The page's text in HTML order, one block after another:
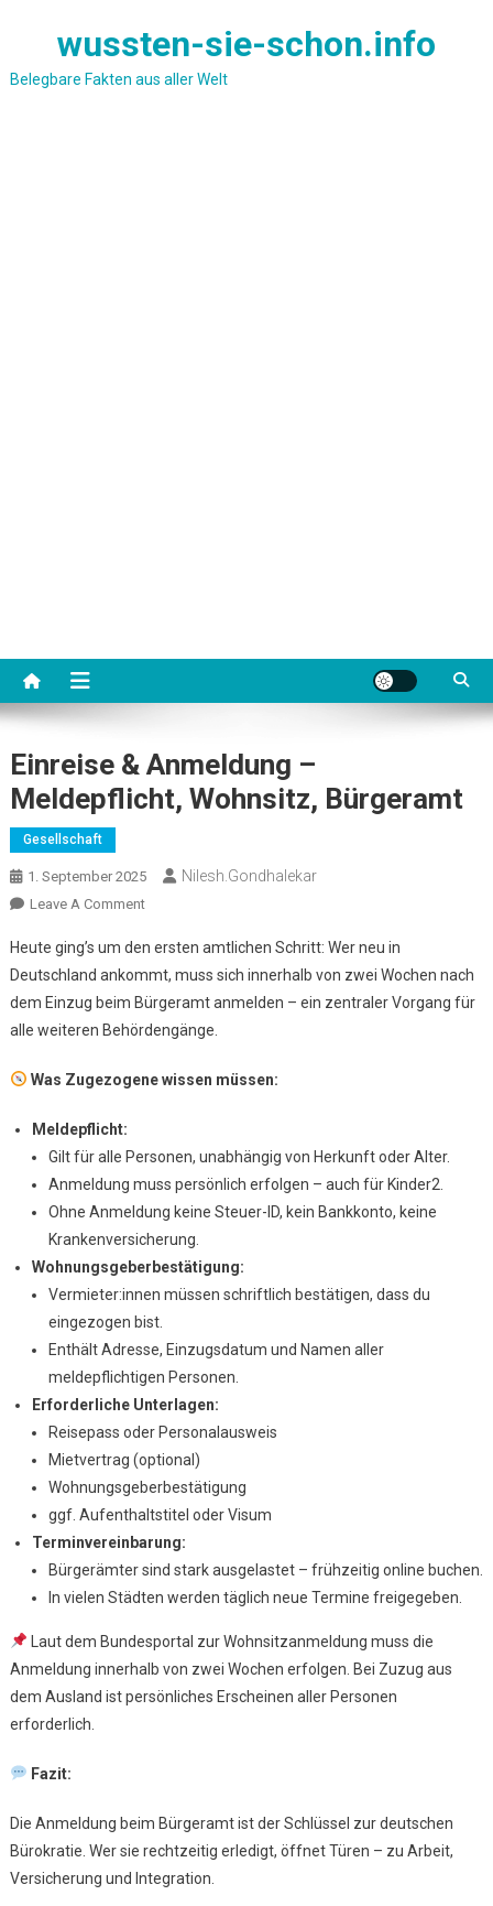
wussten-sie-schon.info
Belegbare Fakten aus aller Welt
Einreise & Anmeldung –
Meldepflicht, Wohnsitz, Bürgeramt
Gesellschaft
1. September 2025 Nilesh.gondhalekar
Leave A CommentOn
&
Anmeldung
–
Meldepflicht,
Bürgeramt
Heute ging’s um den ersten amtlichen Schritt: Wer neu in
Deutschland ankommt, muss sich innerhalb von zwei Wochen nach
dem Einzug beim Bürgeramt anmelden – ein zentraler Vorgang für
alle weiteren Behördengänge.
Was Zugezogene wissen müssen:
Meldepflicht:
Gilt für alle Personen, unabhängig von Herkunft oder Alter.
Anmeldung muss persönlich erfolgen – auch für Kinder2.
Ohne Anmeldung keine Steuer-ID, kein Bankkonto, keine
Krankenversicherung.
Wohnungsgeberbestätigung:
Vermieter:innen müssen schriftlich bestätigen, dass du
eingezogen bist.
Enthält Adresse, Einzugsdatum und Namen aller
meldepflichtigen Personen.
Erforderliche Unterlagen:
Reisepass oder Personalausweis
Mietvertrag (optional)
Wohnungsgeberbestätigung
ggf. Aufenthaltstitel oder Visum
Terminvereinbarung:
Bürgerämter sind stark ausgelastet – frühzeitig online buchen.
In vielen Städten werden täglich neue Termine freigegeben.
Laut dem Bundesportal zur Wohnsitzanmeldung muss die
Anmeldung innerhalb von zwei Wochen erfolgen. Bei Zuzug aus
dem Ausland ist persönliches Erscheinen aller Personen
erforderlich.
Fazit:
Die Anmeldung beim Bürgeramt ist der Schlüssel zur deutschen
Bürokratie. Wer sie rechtzeitig erledigt, öffnet Türen – zu Arbeit,
Versicherung und Integration.